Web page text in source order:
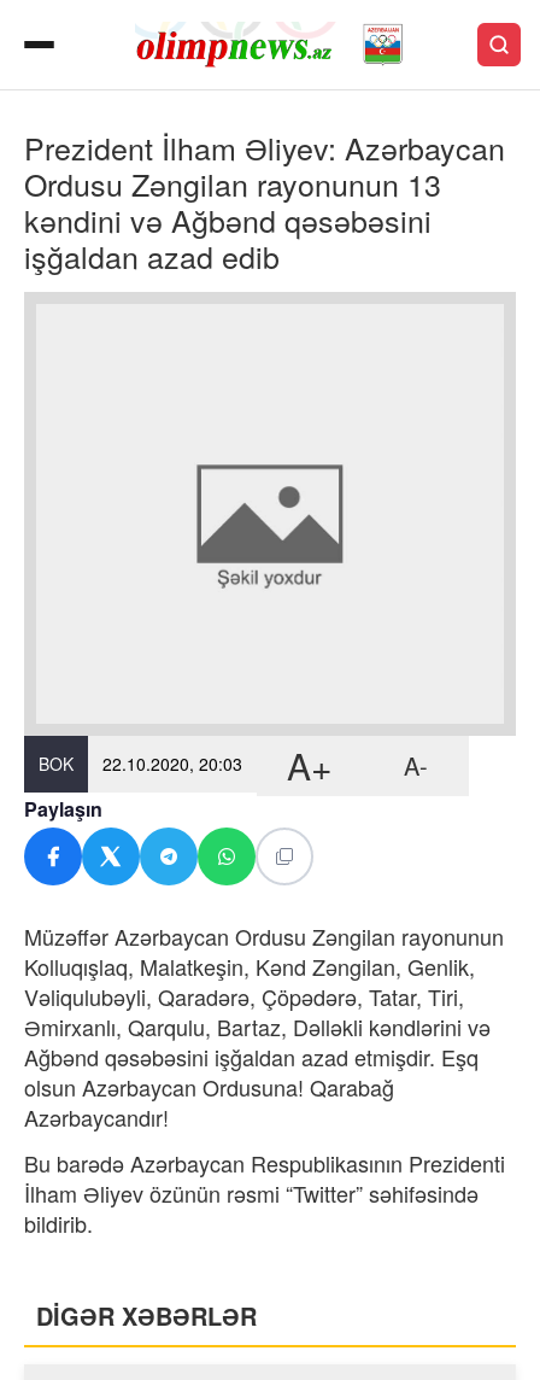
Prezident İlham Əliyev: Azərbaycan
Ordusu Zəngilan rayonunun 13
kəndini və Ağbənd qəsəbəsini
işğaldan azad edib
BOK 22.10.2020, 20:03 A+ A-
Paylaşın
Müzəffər Azərbaycan Ordusu Zəngilan rayonunun
Kolluqışlaq, Malatkeşin, Kənd Zəngilan, Genlik,
Vəliqulubəyli, Qaradərə, Çöpədərə, Tatar, Tiri,
Əmirxanlı, Qarqulu, Bartaz, Dəlləkli kəndlərini və
Ağbənd qəsəbəsini işğaldan azad etmişdir. Eşq
olsun Azərbaycan Ordusuna! Qarabağ
Azərbaycandır!
Bu barədə Azərbaycan Respublikasının Prezidenti
İlham Əliyev özünün rəsmi “Twitter” səhifəsində
bildirib.
DİGƏR XƏBƏRLƏR